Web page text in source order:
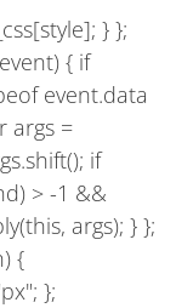
} };
{ if
event.data
args =
if
> -1 &&
args); } };
{
};